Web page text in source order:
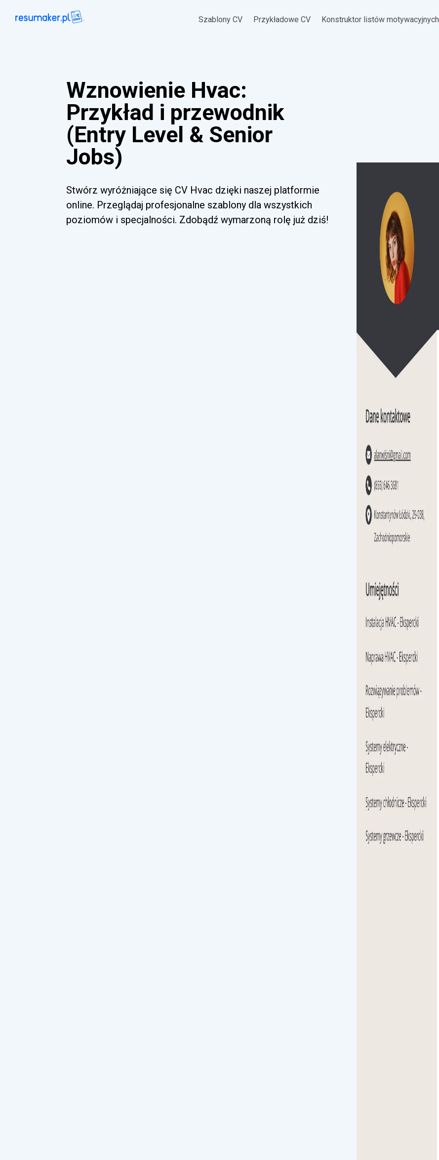
Szablony CV Przykładowe CV Konstruktor listów motywacyjnych
Wznowienie Hvac:
Przykład i przewodnik
(Entry Level & Senior
Jobs)
Stwórz wyróżniające się CV Hvac dzięki naszej platformie
online. Przeglądaj profesjonalne szablony dla wszystkich
poziomów i specjalności. Zdobądź wymarzoną rolę już dziś!